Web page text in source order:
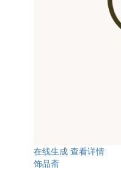
在线生成 查看详情
饰品斋